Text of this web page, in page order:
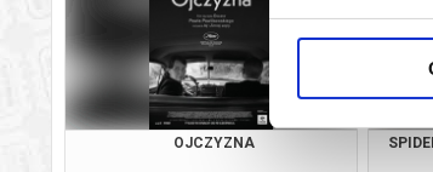
OJCZYZNA